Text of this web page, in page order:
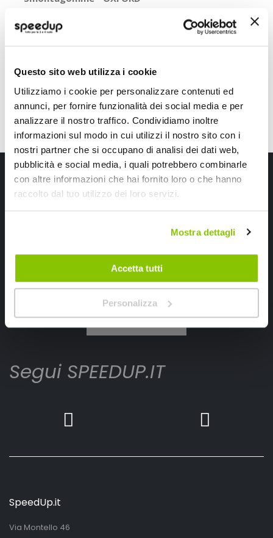
Questo sito web utilizza i cookie
Utilizziamo i cookie per personalizzare contenuti ed
annunci, per fornire funzionalità dei social media e per
analizzare il nostro traffico. Condividiamo inoltre
informazioni sul modo in cui utilizzi il nostro sito con i
nostri partner che si occupano di analisi dei dati web,
pubblicità e social media, i quali potrebbero combinarle
con altre informazioni che hai fornito loro o che hanno
raccolto dal tuo utilizzo dei loro servizi.
Mostra dettagli
Accetta tutti
Personalizza
OXFORD
15,80 €
Iscriviti alla newsletter Speedup
Ricevi subito uno sconto del 10% per il tuo primo acquisto online!
Iscrivimi
Segui SPEEDUP.IT
SpeedUp.it
Via Montello 46